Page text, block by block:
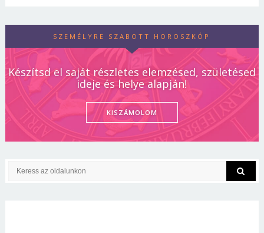
SZEMÉLYRE SZABOTT HOROSZKÓP
Készítsd el saját részletes elemzésed, születésed
ideje és helye alapján!
KISZÁMOLOM